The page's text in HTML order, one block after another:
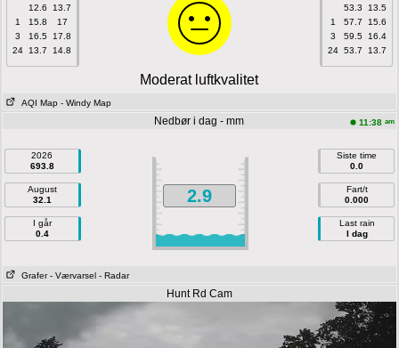
12.6
13.7
1
15.8
17
3
16.5
17.8
24
13.7 14.8
53.3
13.5
1
57.7
15.6
3
59.5
16.4
24 53.7 13.7
Moderat luftkvalitet
AQI Map - Windy Map
Nedbør i dag - mm 11:38 am
2026
693.8
August
32.1
I går
0.4
2.9
Siste time
0.0
Fart/t
0.000
Last rain
I dag
Grafer - Værvarsel - Radar
Hunt Rd Cam